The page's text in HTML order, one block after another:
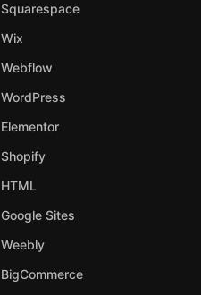
Squarespace
Wix
Webflow
WordPress
Elementor
Shopify
HTML
Google Sites
Weebly
BigCommerce